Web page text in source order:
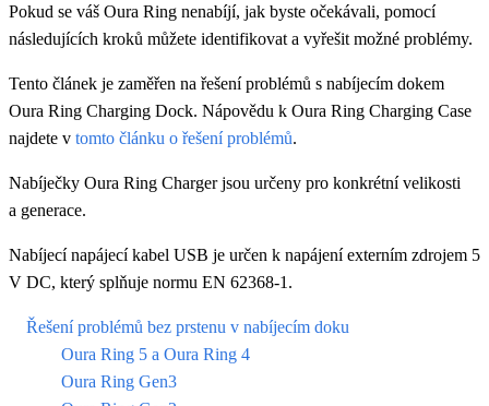
Pokud se váš Oura Ring nenabíjí, jak byste očekávali, pomocí
následujících kroků můžete identifikovat a vyřešit možné problémy.
Tento článek je zaměřen na řešení problémů s nabíjecím dokem
Oura Ring Charging Dock. Nápovědu k Oura Ring Charging Case
najdete v tomto článku o řešení problémů.
Nabíječky Oura Ring Charger jsou určeny pro konkrétní velikosti
a generace.
Nabíjecí napájecí kabel USB je určen k napájení externím zdrojem 5
V DC, který splňuje normu EN 62368-1.
Řešení problémů bez prstenu v nabíjecím doku
Oura Ring 5 a Oura Ring 4
Oura Ring Gen3